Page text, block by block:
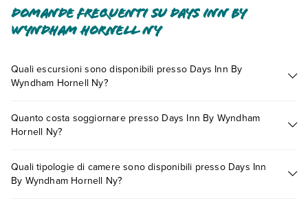
Domande frequenti su Days Inn By
Wyndham Hornell Ny
Quali escursioni sono disponibili presso Days Inn By
Wyndham Hornell Ny?
presso Days Inn By Wyndham Hornell Ny. Scoprile tutte nella
sezione dedicata
Quanto costa soggiornare presso Days Inn By Wyndham
Hornell Ny?
in base a vari fattori (per es. date, condizioni dell'hotel, ecc).
Per consultare i prezzi, compila il motore di ricerca e scegli
Quali tipologie di camere sono disponibili presso Days Inn
By Wyndham Hornell Ny?